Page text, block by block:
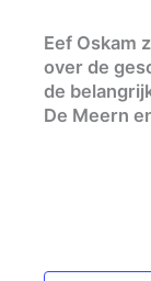
Eef Oskam
over de
de
De Meern